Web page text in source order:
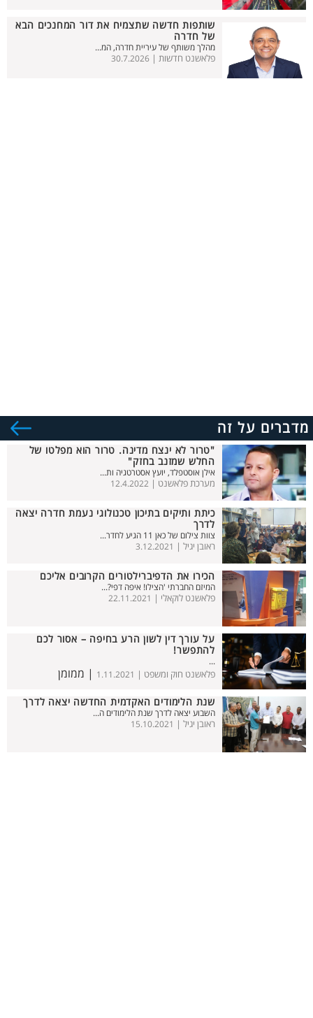
שותפות חדשה שתצמיח את דור המחנכים הבא
של חדרה
מהלך משותף של עיריית חדרה, המ...
פלאשנט חדשות | 30.7.2026
מדברים על זה
"טרור לא ינצח מדינה. טרור הוא מפלטו של
החלש שמזנב בחזק"
אילן אוסטפלד, יועץ אסטרטגיה ות...
מערכת פלאשנט | 12.4.2022
כיתת ותיקים בתיכון טכנולוגי נעמת חדרה יצאה
לדרך
צוות צילום של כאן 11 הגיע לחדר...
ראובן יגיל | 3.12.2021
הכירו את הדפיברילטורים הקרובים אליכם
המיזם החברתי 'הצילו! איפה דפי?...
פלאשנט לוקאלי | 22.11.2021
על עורך דין לשון הרע בחיפה – אסור לכם
להתפשר!
...
פלאשנט חוק ומשפט | 1.11.2021 | ממומן
שנת הלימודים האקדמית החדשה יצאה לדרך
השבוע יצאה לדרך שנת הלימודים ה...
ראובן יגיל | 15.10.2021